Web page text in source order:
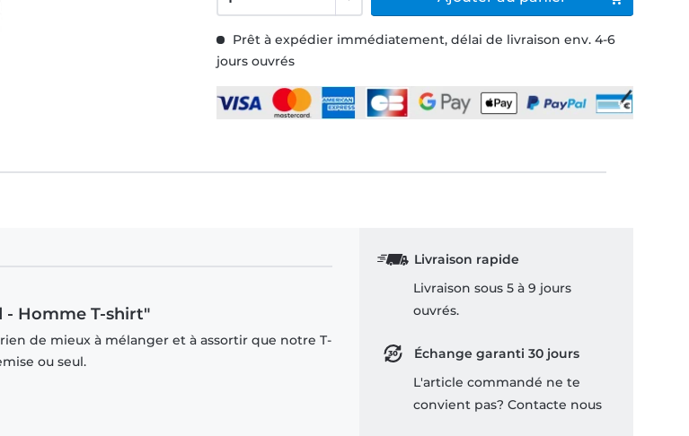
Prêt à expédier immédiatement, délai de livraison env. 4-6
jours ouvrés
- Homme T-shirt"
de mieux à mélanger et à assortir que notre T-
ou seul.
Livraison rapide
Livraison sous 5 à 9 jours
ouvrés.
Échange garanti 30 jours
L'article commandé ne te
convient pas? Contacte nous